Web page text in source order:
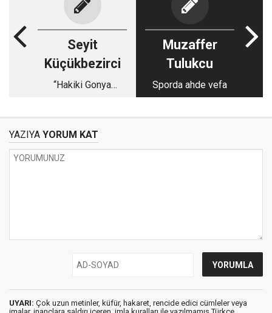
Seyit
Küçükbezirci
“Hakiki Gonya
Muzaffer
Tulukcu
Sporda ahde vefa
YAZIYA YORUM KAT
UYARI: Çok uzun metinler, küfür, hakaret, rencide edici cümleler veya